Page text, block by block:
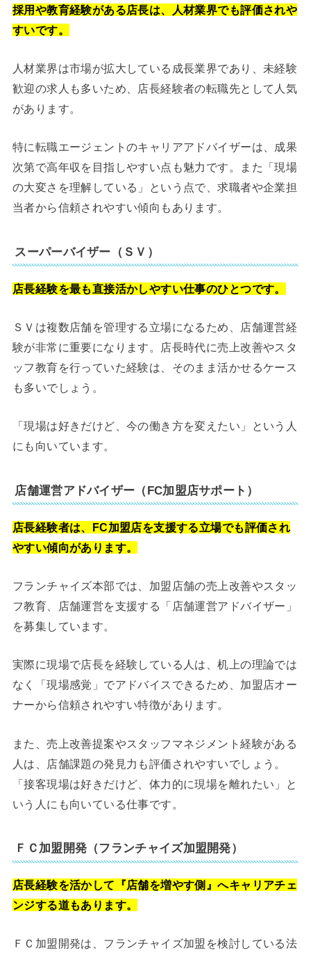
採用や教育経験がある店長は、人材業界でも評価されや
すいです。
人材業界は市場が拡大している成長業界であり、未経験
歓迎の求人も多いため、店長経験者の転職先として人気
があります。
特に転職エージェントのキャリアアドバイザーは、成果
次第で高年収を目指しやすい点も魅力です。また「現場
の大変さを理解している」という点で、求職者や企業担
当者から信頼されやすい傾向もあります。
スーパーバイザー（ＳＶ）
店長経験を最も直接活かしやすい仕事のひとつです。
ＳＶは複数店舗を管理する立場になるため、店舗運営経
験が非常に重要になります。店長時代に売上改善やスタ
ッフ教育を行っていた経験は、そのまま活かせるケース
も多いでしょう。
「現場は好きだけど、今の働き方を変えたい」という人
にも向いています。
店舗運営アドバイザー（FC加盟店サポート）
店長経験者は、FC加盟店を支援する立場でも評価され
やすい傾向があります。
フランチャイズ本部では、加盟店舗の売上改善やスタッ
フ教育、店舗運営を支援する「店舗運営アドバイザー」
を募集しています。
実際に現場で店長を経験している人は、机上の理論では
なく「現場感覚」でアドバイスできるため、加盟店オー
ナーから信頼されやすい特徴があります。
また、売上改善提案やスタッフマネジメント経験がある
人は、店舗課題の発見力も評価されやすいでしょう。
「接客現場は好きだけど、体力的に現場を離れたい」と
いう人にも向いている仕事です。
ＦＣ加盟開発（フランチャイズ加盟開発）
店長経験を活かして『店舗を増やす側』へキャリアチェ
ンジする道もあります。
ＦＣ加盟開発は、フランチャイズ加盟を検討している法